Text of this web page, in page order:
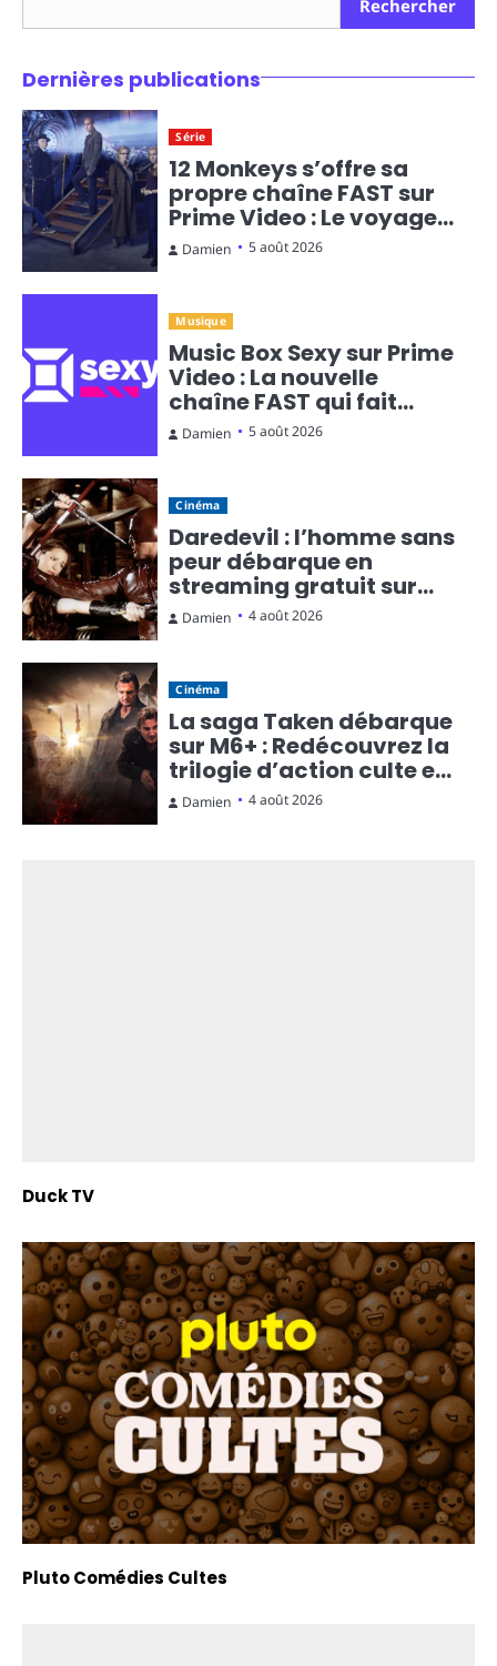
Rechercher
Dernières publications
Série
12 Monkeys s’offre sa
propre chaîne FAST sur
Prime Video : Le voyage
temporel en diffusion
Damien 5 août 2026
Musique
Music Box Sexy sur Prime
Video : La nouvelle
chaîne FAST qui fait
monter la température
Damien 5 août 2026
Cinéma
Daredevil : l’homme sans
peur débarque en
streaming gratuit sur
Rakuten TV
Damien 4 août 2026
Cinéma
La saga Taken débarque
sur M6+ : Redécouvrez la
trilogie d’action culte en
streaming gratuit
Damien 4 août 2026
Duck TV
Pluto Comédies Cultes